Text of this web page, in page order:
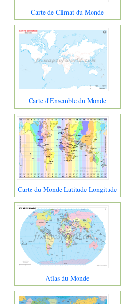
Carte de Climat du Monde
Carte d'Ensemble du Monde
Carte du Monde Latitude Longitude
Atlas du Monde